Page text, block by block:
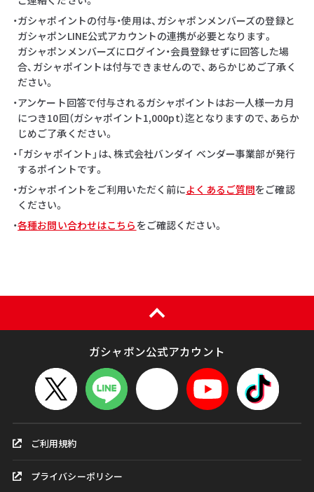
・ガシャポイントの付与・使用は、ガシャポンメンバーズの登録と
ガシャポンLINE公式アカウントの連携が必要となります。
ガシャポンメンバーズにログイン・会員登録せずに回答した場
合、ガシャポイントは付与できませんので、あらかじめご了承く
ださい。
・アンケート回答で付与されるガシャポイントはお一人様一カ月
につき10回（ガシャポイント1,000pt）迄となりますので、あらか
じめご了承ください。
・「ガシャポイント」は、株式会社バンダイ ベンダー事業部が発行
するポイントです。
・ガシャポイントをご利用いただく前によくあるご質問をご確認
ください。
・各種お問い合わせはこちら をご確認ください。
ガシャポン公式アカウント
ご利用規約
プライバシーポリシー